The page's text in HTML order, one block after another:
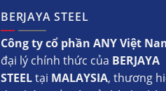
BERJAYA STEEL
Công ty cổ phần ANY Việt
đại lý chính thức của BERJAYA
STEELtại MALAYSIA, thương